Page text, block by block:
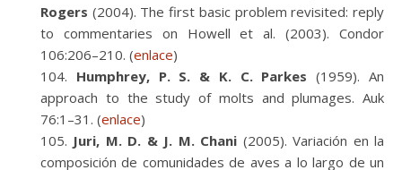
Rogers (2004). The first basic problem revisited: reply
to commentaries on Howell et al. (2003). Condor
106:206–210. (enlace)
Humphrey, P. S. & K. C. Parkes (1959). An
approach to the study of molts and plumages. Auk
76:1–31. (enlace)
Juri, M. D. & J. M. Chani (2005). Variación en la
composición de comunidades de aves a lo largo de un